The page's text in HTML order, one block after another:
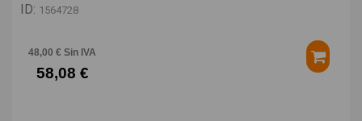
ID: 1564728
48,00 € Sin IVA
58,08 €